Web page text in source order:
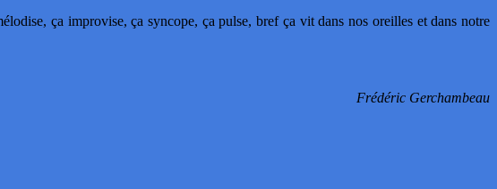
ça improvise, ça syncope, ça pulse, bref ça vit dans nos oreilles et dans notre
Frédéric Gerchambeau